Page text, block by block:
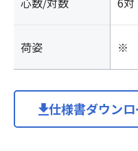
荷姿 ※
仕様書ダウン